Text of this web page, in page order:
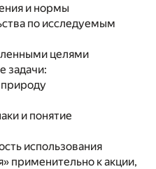
и нормы
по исследуемым
целями
задачи:
природу
и понятие
использования
применительно к акции,